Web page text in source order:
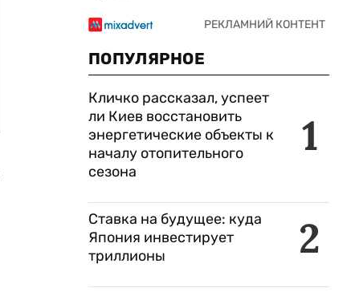
ПОПУЛЯРНОЕ
1
Кличко рассказал, успеет
ли Киев восстановить
энергетические объекты к
началу отопительного
сезона
2
Ставка на будущее: куда
Япония инвестирует
триллионы